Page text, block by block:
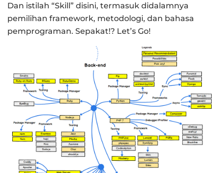
Dan istilah “Skill” disini, termasuk didalamnya
pemilihan framework, metodologi, dan bahasa
pemprograman. Sepakat!? Let’s Go!